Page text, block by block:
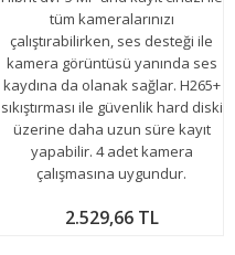
tüm kameralarınızı
çalıştırabilirken, ses desteği ile
kamera görüntüsü yanında ses
kaydına da olanak sağlar. H265+
sıkıştırması ile güvenlik hard diski
üzerine daha uzun süre kayıt
yapabilir. 4 adet kamera
çalışmasına uygundur.
2.529,66 TL